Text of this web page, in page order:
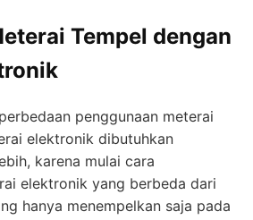
Tempel dengan
penggunaan meterai
elektronik dibutuhkan
karena mulai cara
elektronik yang berbeda dari
hanya menempelkan saja pada